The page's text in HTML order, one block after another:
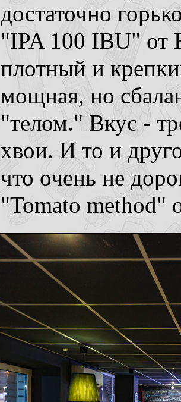
достаточно
"IPA 100 IBU" от
плотный и
мощная, но
"телом." Вкус -
хвои. И то и
что очень не
"Tomato method"